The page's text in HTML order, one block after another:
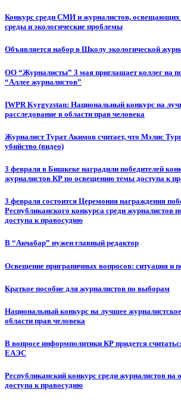
Конкурс среди СМИ и журналистов,
среды и экологические проблемы
Объявляется набор в Школу экологической
ОО “Журналисты” 3 мая приглашает коллег на
“Аллее журналистов”
IWPR Kyrgyzstan: Национальный конкурс на
расследование в области прав человека
Журналист Турат Акимов считает, что Мэлис
убийство (видео)
3 февраля в Бишкеке наградили победителей
журналистов КР по освещению темы доступа к
3 февраля состоится Церемония награждения
Республиканского конкурса среди журналистов
доступа к правосудию
В “Акчабар” нужен главный редактор
Освещение приграничных вопросов: ситуация и
Краткое пособие для журналистов по выборам
Национальный конкурс на лучшее
области прав человека
В вопросе информполитики КР придется
ЕАЭС
Республиканский конкурс среди журналистов на
доступа к правосудию